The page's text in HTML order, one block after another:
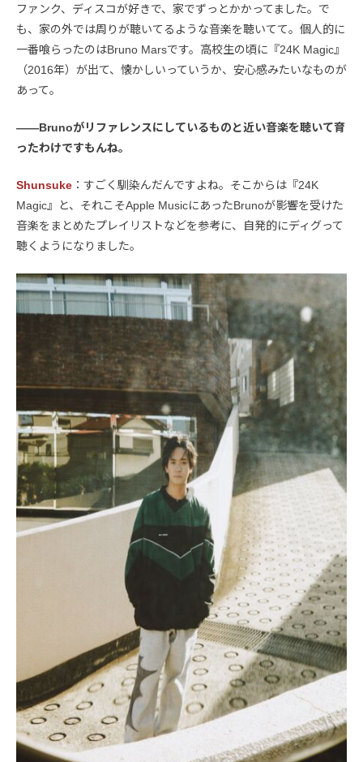
ファンク、ディスコが好きで、家でずっとかかってました。で
も、家の外では周りが聴いてるような音楽を聴いてて。個人的に
一番喰らったのはBruno Marsです。高校生の頃に『24K Magic』
（2016年）が出て、懐かしいっていうか、安心感みたいなものが
あって。
――Brunoがリファレンスにしているものと近い音楽を聴いて育
ったわけですもんね。
Shunsuke ：すごく馴染んだんですよね。そこからは『24K
Magic』と、それこそApple MusicにあったBrunoが影響を受けた
音楽をまとめたプレイリストなどを参考に、自発的にディグって
聴くようになりました。